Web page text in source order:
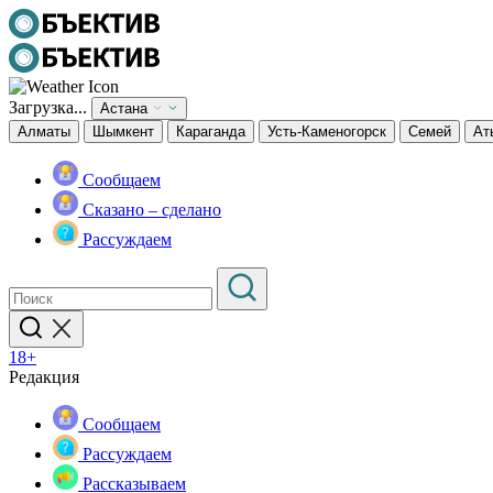
Загрузка...
Астана
Алматы
Шымкент Караганда Усть-Каменогорск Семей
Сообщаем
Сказано – сделано
Рассуждаем
18+
Редакция
Сообщаем
Рассуждаем
Рассказываем